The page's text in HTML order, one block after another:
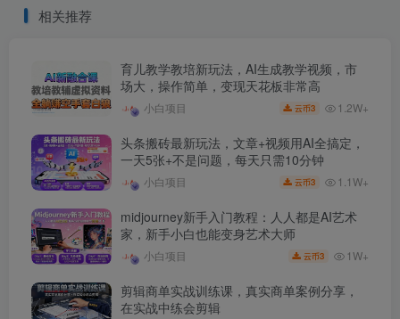
相关推荐
育儿教学教培新玩法，AI生成教学视频，市
场大，操作简单，变现天花板非常高
小白项目 云币3 1.2W+
头条搬砖最新玩法，文章+视频用AI全搞定，
一天5张+不是问题，每天只需10分钟
小白项目 云币3 1.1W+
midjourney新手入门教程：人人都是AI艺术
家，新手小白也能变身艺术大师
小白项目 云币3 1W+
剪辑商单实战训练课，真实商单案例分享，
在实战中练会剪辑